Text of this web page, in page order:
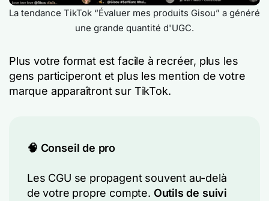
La tendance TikTok “Évaluer mes produits Gisou” a généré
une grande quantité d'UGC.
Plus votre format est facile à recréer, plus les
gens participeront et plus les mention de votre
marque apparaîtront sur TikTok.
🧠 Conseil de pro
Les CGU se propagent souvent au-delà
de votre propre compte. Outils de suivi